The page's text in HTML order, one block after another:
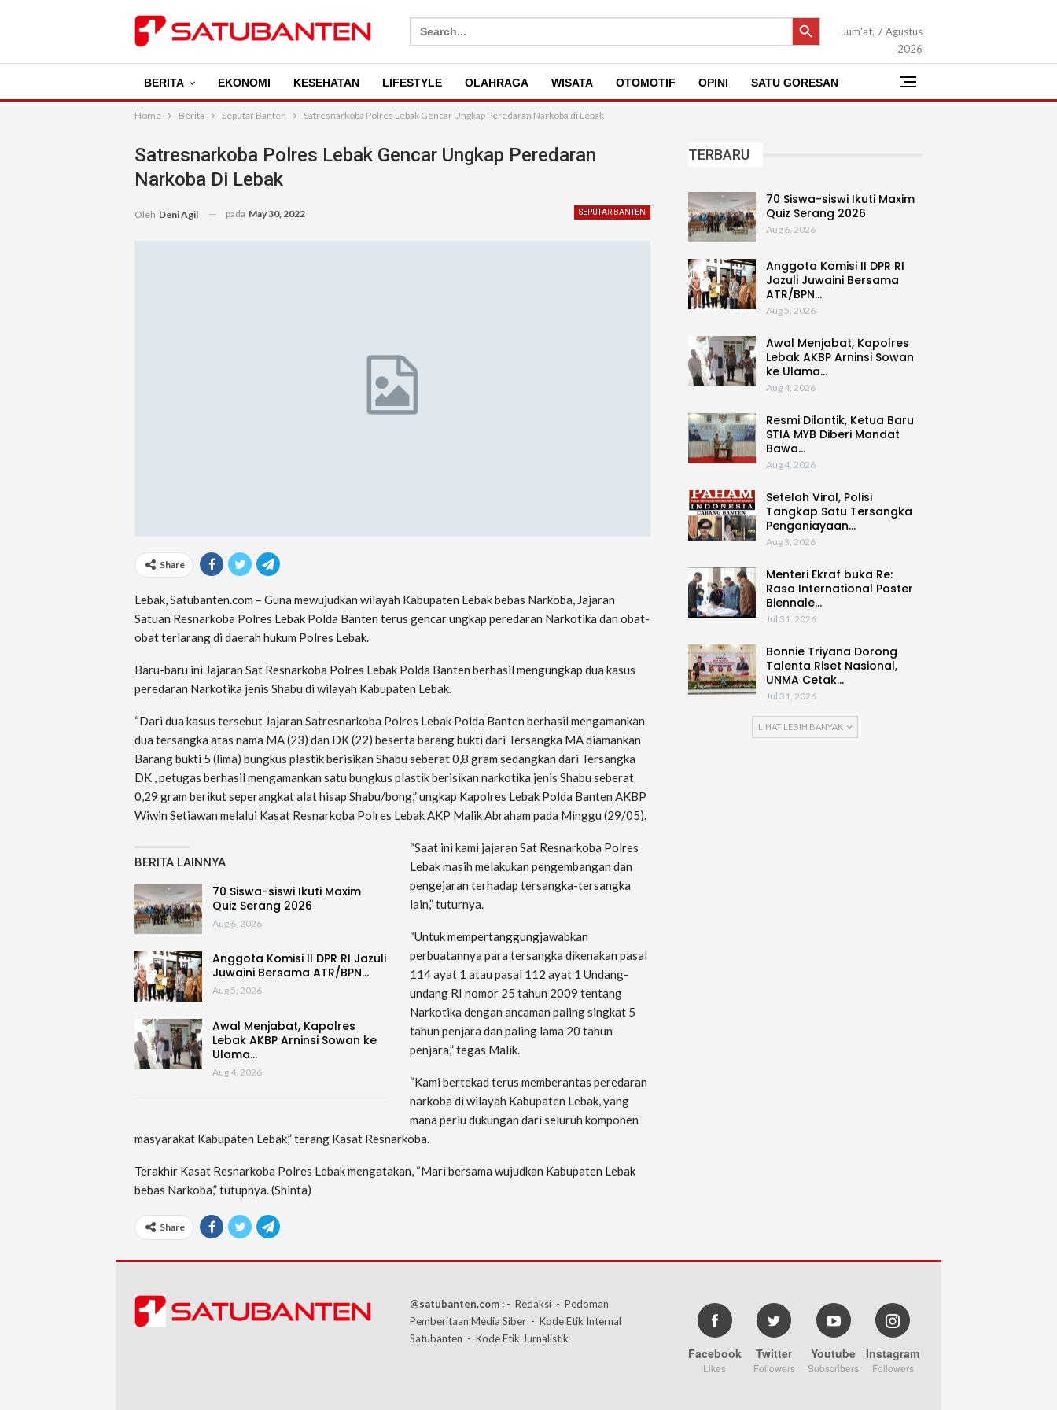
Search
for:
SEARCH BUTTON
Jum'at, 7 Agustus
2026
BERITA EKONOMI KESEHATAN LIFESTYLE OLAHRAGA WISATA OTOMOTIF OPINI SATU GORESAN
Home Berita Seputar Banten Satresnarkoba Polres Lebak Gencar Ungkap Peredaran Narkoba di Lebak
Satresnarkoba Polres Lebak Gencar Ungkap Peredaran
Narkoba Di Lebak
SEPUTAR BANTEN
Oleh Deni Agil pada May 30, 2022
Share
Lebak, Satubanten.com – Guna mewujudkan wilayah Kabupaten Lebak bebas Narkoba, Jajaran
Satuan Resnarkoba Polres Lebak Polda Banten terus gencar ungkap peredaran Narkotika dan obat-
obat terlarang di daerah hukum Polres Lebak.
Baru-baru ini Jajaran Sat Resnarkoba Polres Lebak Polda Banten berhasil mengungkap dua kasus
peredaran Narkotika jenis Shabu di wilayah Kabupaten Lebak.
“Dari dua kasus tersebut Jajaran Satresnarkoba Polres Lebak Polda Banten berhasil mengamankan
dua tersangka atas nama MA (23) dan DK (22) beserta barang bukti dari Tersangka MA diamankan
Barang bukti 5 (lima) bungkus plastik berisikan Shabu seberat 0,8 gram sedangkan dari Tersangka
DK , petugas berhasil mengamankan satu bungkus plastik berisikan narkotika jenis Shabu seberat
0,29 gram berikut seperangkat alat hisap Shabu/bong,” ungkap Kapolres Lebak Polda Banten AKBP
Wiwin Setiawan melalui Kasat Resnarkoba Polres Lebak AKP Malik Abraham pada Minggu (29/05).
BERITA LAINNYA
70 Siswa-siswi Ikuti Maxim
Quiz Serang 2026
Aug 6, 2026
Anggota Komisi II DPR RI Jazuli
Juwaini Bersama ATR/BPN…
Aug 5, 2026
Awal Menjabat, Kapolres
Lebak AKBP Arninsi Sowan ke
Ulama…
Aug 4, 2026
“Saat ini kami jajaran Sat Resnarkoba Polres
Lebak masih melakukan pengembangan dan
pengejaran terhadap tersangka-tersangka
lain,” tuturnya.
“Untuk mempertanggungjawabkan
perbuatannya para tersangka dikenakan pasal
114 ayat 1 atau pasal 112 ayat 1 Undang-
undang RI nomor 25 tahun 2009 tentang
Narkotika dengan ancaman paling singkat 5
tahun penjara dan paling lama 20 tahun
penjara,” tegas Malik.
“Kami bertekad terus memberantas peredaran
narkoba di wilayah Kabupaten Lebak, yang
mana perlu dukungan dari seluruh komponen
masyarakat Kabupaten Lebak,” terang Kasat Resnarkoba.
Terakhir Kasat Resnarkoba Polres Lebak mengatakan, “Mari bersama wujudkan Kabupaten Lebak
bebas Narkoba,” tutupnya. (Shinta)
Share
TERBARU
70 Siswa-siswi Ikuti Maxim
Quiz Serang 2026
Aug 6, 2026
Anggota Komisi II DPR RI
Jazuli Juwaini Bersama
ATR/BPN…
Aug 5, 2026
Awal Menjabat, Kapolres
Lebak AKBP Arninsi Sowan
ke Ulama…
Aug 4, 2026
Resmi Dilantik, Ketua Baru
STIA MYB Diberi Mandat
Bawa…
Aug 4, 2026
Setelah Viral, Polisi
Tangkap Satu Tersangka
Penganiayaan…
Aug 3, 2026
Menteri Ekraf buka Re:
Rasa International Poster
Biennale…
Jul 31, 2026
Bonnie Triyana Dorong
Talenta Riset Nasional,
UNMA Cetak…
Jul 31, 2026
LIHAT LEBIH BANYAK
@satubanten.com : - Redaksi - Pedoman
Pemberitaan Media Siber - Kode Etik Internal
Satubanten - Kode Etik Jurnalistik
Facebook
Likes
Twitter
Followers
Youtube
Subscribers
Instagram
Followers